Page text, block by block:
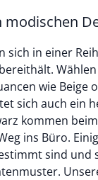
modischen
in einer
wie Beige
sich auch ein
kommen
ins Büro.
sind und